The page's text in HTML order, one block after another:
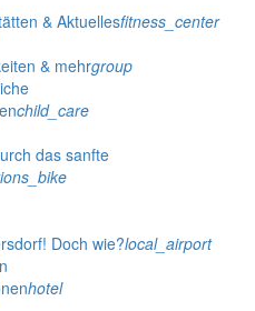
& Aktuellesfitness_center
& mehrgroup
child_care
das sanfte
Doch wie?local_airport
hotel